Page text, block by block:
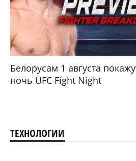
Белорусам 1 августа
ночь UFC Fight Night
ТЕХНОЛОГИИ